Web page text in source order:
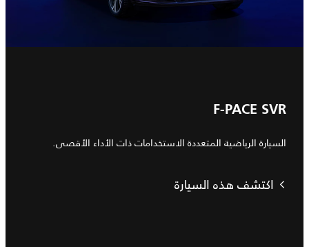
F-PACE SVR
السيارة الرياضية المتعددة الاستخدامات ذات الأداء الأقصى.
اكتشف هذه السيارة